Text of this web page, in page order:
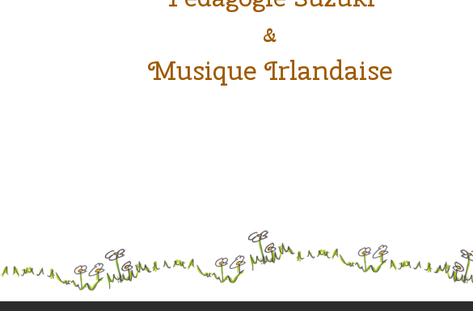
&
Musique Irlandaise